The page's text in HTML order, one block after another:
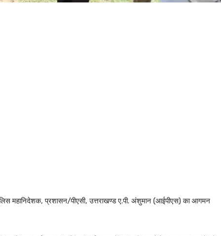
पुलिस महानिदेशक, प्रशासन/पीएसी, उत्तराखण्ड ए.पी. अंशुमान (आईपीएस) का आगमन